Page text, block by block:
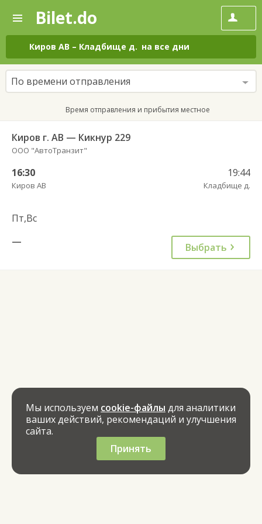
—
Поиск
и
покупка
билетов
на
автобус
онлайн
Bilet.do
Киров АВ – Кладбище д. на все дни
По времени отправления
Время отправления и прибытия местное
Киров г. АВ — Кикнур 229
ООО "АвтоТранзит"
16:30
Киров АВ
19:44
Кладбище д.
Пт,Вс
—
Выбрать
Мы используем cookie-файлы для аналитики
ваших действий, рекомендаций и улучшения
сайта.
Принять